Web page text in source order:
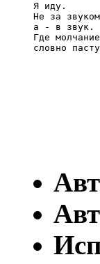
Я иду.
Не за
а - в звук.
Где молчание
словно